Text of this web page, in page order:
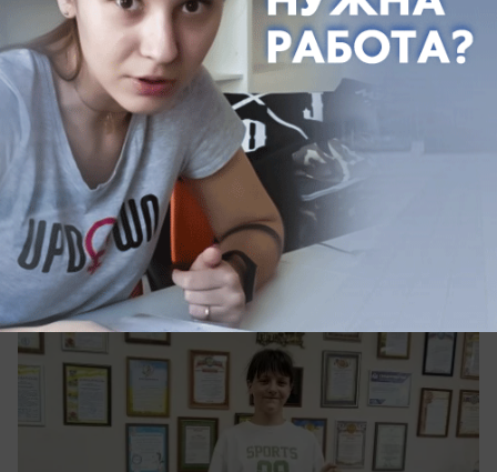
Общество
Юная жительница хутора Ленина
получила творческий подарок на
десятилетие от депутата Гордумы
Краснодара
Депутат городской Думы Краснодара
оригинально поздравил юную жительницу
хутора Ленина